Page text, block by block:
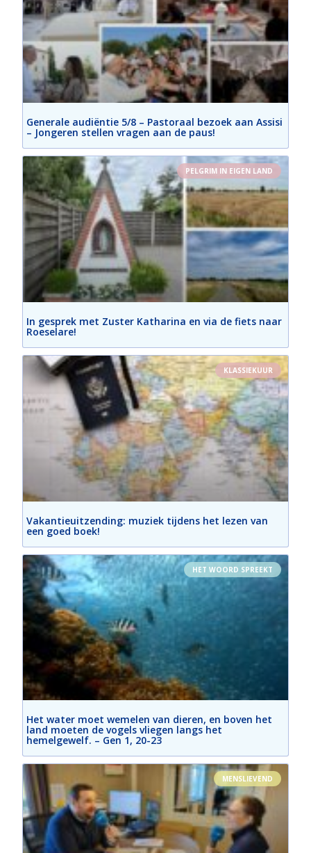
Generale audiëntie 5/8 – Pastoraal bezoek aan Assisi
– Jongeren stellen vragen aan de paus!
PELGRIM IN EIGEN LAND
In gesprek met Zuster Katharina en via de fiets naar
Roeselare!
KLASSIEKUUR
Vakantieuitzending: muziek tijdens het lezen van
een goed boek!
HET WOORD SPREEKT
Het water moet wemelen van dieren, en boven het
land moeten de vogels vliegen langs het
hemelgewelf. – Gen 1, 20-23
MENSLIEVEND